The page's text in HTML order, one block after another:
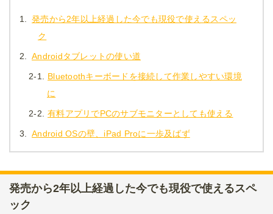
1.
発売から2年以上経過した今でも現役で使えるスペッ
ク
2. Androidタブレットの使い道
2-1.
Bluetoothキーボードを接続して作業しやすい環境
に
2-2. 有料アプリでPCのサブモニターとしても使える
3. Android OSの壁、iPad Proに一歩及ばず
発売から2年以上経過した今でも現役で使えるスペ
ック